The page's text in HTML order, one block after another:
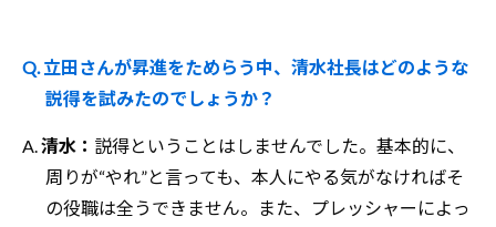
Q. 立田さんが昇進をためらう中、清水社長はどのような
説得を試みたのでしょうか？
A.清水： 説得ということはしませんでした。基本的に、
周りが“やれ”と言っても、本人にやる気がなければそ
の役職は全うできません。また、プレッシャーによっ